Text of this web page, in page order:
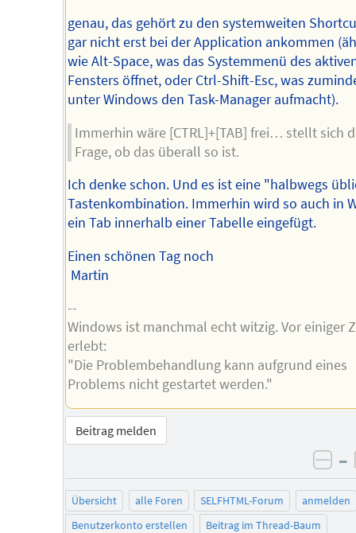
genau, das gehört zu den systemweiten
gar nicht erst bei der Application ankommen
wie Alt-Space, was das Systemmenü des
Fensters öffnet, oder Ctrl-Shift-Esc, was
unter Windows den Task-Manager aufmacht).
Immerhin wäre [CTRL]+[TAB] frei… stellt sich
Frage, ob das überall so ist.
Ich denke schon. Und es ist eine "halbwegs
Tastenkombination. Immerhin wird so auch in
ein Tab innerhalb einer Tabelle eingefügt.
Einen schönen Tag noch
Martin
--
Windows ist manchmal echt witzig. Vor einiger
erlebt:
"Die Problembehandlung kann aufgrund eines
Problems nicht gestartet werden."
Beitrag melden
–
Übersicht alle Foren SELFHTML-Forum
anmelden
Benutzerkonto erstellen
Beitrag im Thread-Baum